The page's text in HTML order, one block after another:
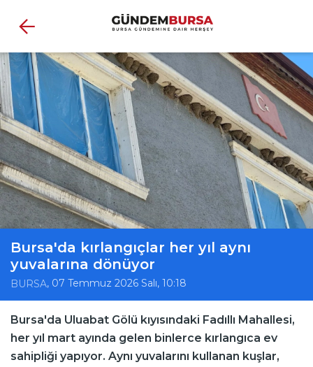
Bursa'da kırlangıçlar her yıl aynı
yuvalarına dönüyor
BURSA, 07 Temmuz 2026 Salı, 10:18
Bursa'da Uluabat Gölü kıyısındaki Fadıllı Mahallesi,
her yıl mart ayında gelen binlerce kırlangıca ev
sahipliği yapıyor. Aynı yuvalarını kullanan kuşlar,